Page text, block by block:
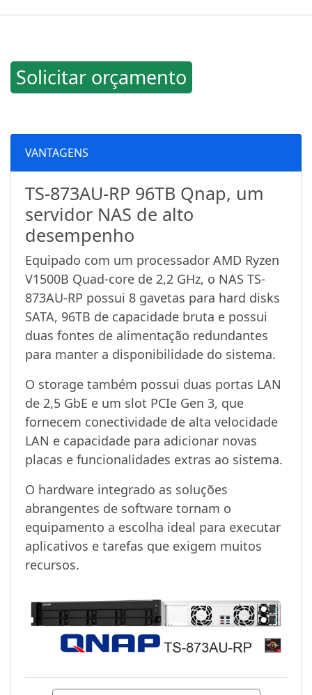
Solicitar orçamento
VANTAGENS
TS-873AU-RP 96TB Qnap, um
servidor NAS de alto
desempenho
Equipado com um processador AMD Ryzen
V1500B Quad-core de 2,2 GHz, o NAS TS-
873AU-RP possui 8 gavetas para hard disks
SATA, 96TB de capacidade bruta e possui
duas fontes de alimentação redundantes
para manter a disponibilidade do sistema.
O storage também possui duas portas LAN
de 2,5 GbE e um slot PCIe Gen 3, que
fornecem conectividade de alta velocidade
LAN e capacidade para adicionar novas
placas e funcionalidades extras ao sistema.
O hardware integrado as soluções
abrangentes de software tornam o
equipamento a escolha ideal para executar
aplicativos e tarefas que exigem muitos
recursos.